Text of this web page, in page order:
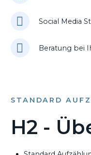
Social Media
Beratung bei
STANDARD
H2 -